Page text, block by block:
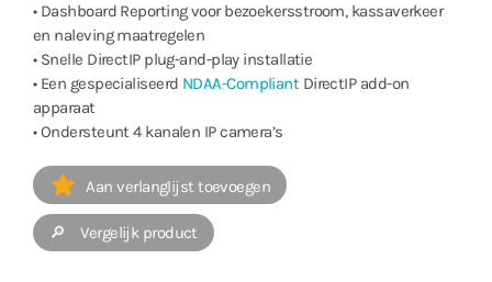
• Dashboard Reporting voor bezoekersstroom, kassaverkeer
en naleving maatregelen
• Snelle DirectIP plug-and-play installatie
• Een gespecialiseerd NDAA-CompliantDirectIP add-on
apparaat
• Ondersteunt 4 kanalen IP camera’s
Aan verlanglijst toevoegen
🔎 Vergelijk product